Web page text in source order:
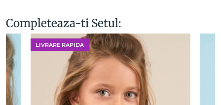
Completeaza-ti Setul:
LIVRARE RAPIDA